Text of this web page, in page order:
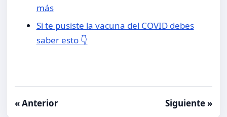
más
Si te pusiste la vacuna del COVID debes
saber esto 👇
« Anterior Siguiente »